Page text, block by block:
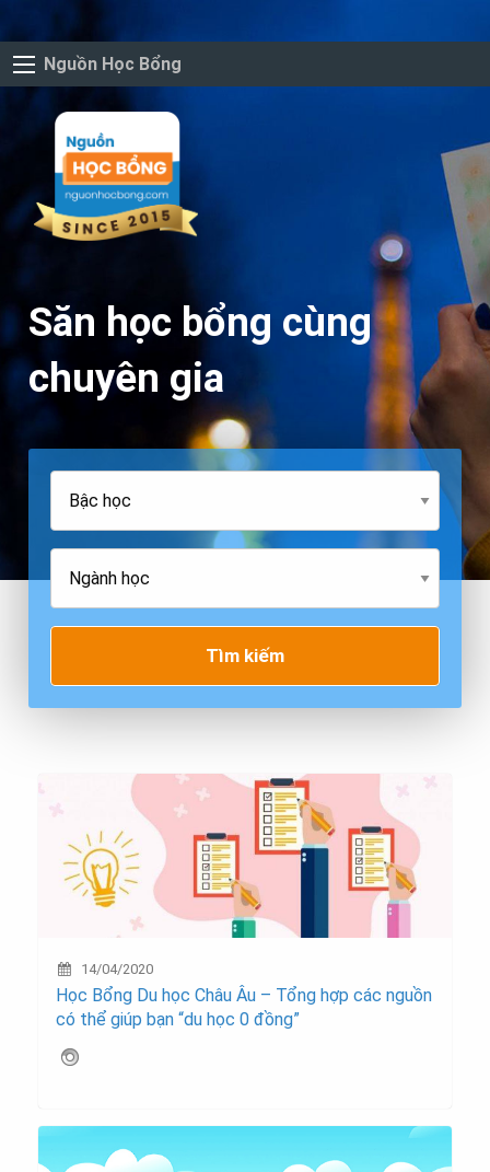
Nguồn Học Bổng
Săn học bổng cùng
chuyên gia
Tìm kiếm
14/04/2020
Học Bổng Du học Châu Âu – Tổng hợp các nguồn
có thể giúp bạn “du học 0 đồng”